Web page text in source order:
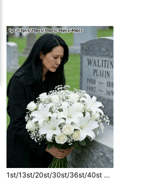
1st/13st/20st/30st/36st/40st Kunstmatige Lelie + Gipsbloem Boeket - Plastic Begrafenis- en Begraafplaatsdecoratie, Geschikt voor Gedenkdag, Thanksgiving - Realistische Begraafplaatsdecoratie, Geen Onderhoud/Batterij Vereist, Vaas Niet Inbegrepen